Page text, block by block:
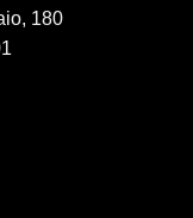
180